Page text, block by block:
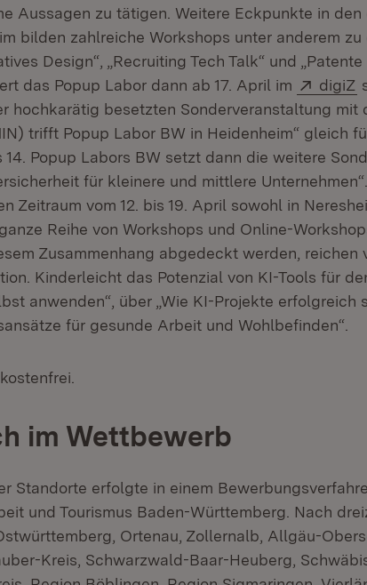
Aussagen zu tätigen. Weitere Eckpunkte in
bilden zahlreiche Workshops unter anderem zu
Design“, „Recruiting Tech Talk“ und „Patente
das Popup Labor dann ab 17. April im
digiZ
hochkarätig besetzten Sonderveranstaltung mit
trifft Popup Labor BW in Heidenheim“ gleich
Popup Labors BW setzt dann die weitere
für kleinere und mittlere
Zeitraum vom 12. bis 19. April sowohl in
Reihe von Workshops und Online-
Zusammenhang abgedeckt werden, reichen
Kinderleicht das Potenzial von KI-Tools für
anwenden“, über „Wie KI-Projekte erfolgreich
für gesunde Arbeit und Wohlbefinden“.
im Wettbewerb
Standorte erfolgte in einem
und Tourismus Baden-Württemberg. Nach
Ortenau, Zollernalb, Allgäu-
Kreis, Schwarzwald-Baar-Heuberg,